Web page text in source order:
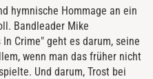
hymnische Hommage an ein
Bandleader Mike
Crime" geht es darum, seine
wenn man das früher nicht
Und darum, Trost bei